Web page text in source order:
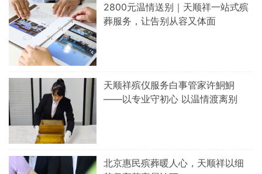
2800元温情送别｜天顺祥一站式殡
葬服务，让告别从容又体面
天顺祥殡仪服务白事管家许鮦鮦
——以专业守初心 以温情渡离别
北京惠民殡葬暖人心，天顺祥以细